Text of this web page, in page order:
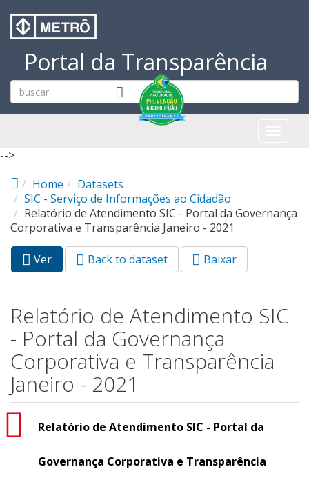
Portal da Transparência
-->
Home
Datasets
SIC - Serviço de Informações ao Cidadão
Relatório de Atendimento SIC - Portal da Governança
Corporativa e Transparência Janeiro - 2021
Abas primárias
Ver
ativa)
Back to dataset Baixar
Relatório de Atendimento SIC
- Portal da Governança
Corporativa e Transparência
Janeiro - 2021
Relatório de Atendimento SIC - Portal da
Governança Corporativa e Transparência